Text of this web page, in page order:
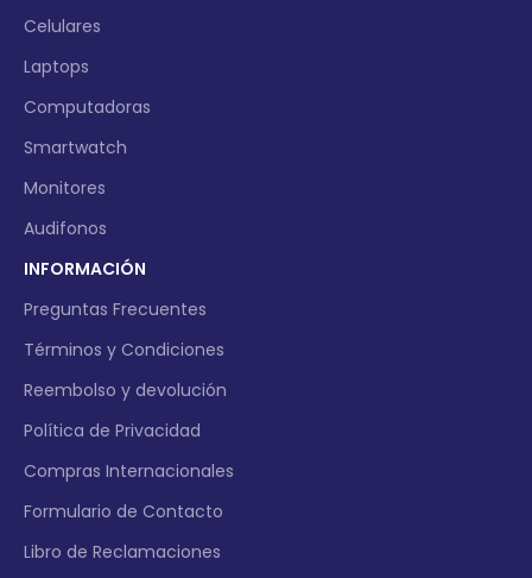
Celulares
Laptops
Computadoras
Smartwatch
Monitores
Audifonos
INFORMACIÓN
Preguntas Frecuentes
Términos y Condiciones
Reembolso y devolución
Política de Privacidad
Compras Internacionales
Formulario de Contacto
Libro de Reclamaciones